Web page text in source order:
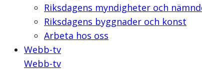
Riksdagens myndigheter och
Riksdagens byggnader och konst
Arbeta hos oss
Webb-tv
Webb-tv